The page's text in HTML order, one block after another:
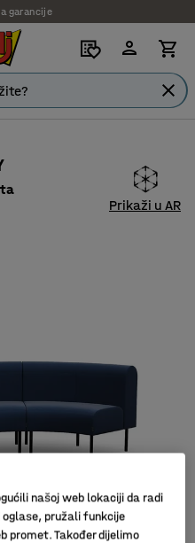
garancije
Prikaži u AR
našoj web lokaciji da radi
pružali funkcije
promet. Također dijelimo